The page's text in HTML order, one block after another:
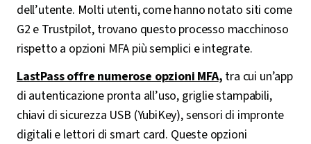
dell’utente. Molti utenti, come hanno notato siti come
G2 e Trustpilot, trovano questo processo macchinoso
rispetto a opzioni MFA più semplici e integrate.
LastPass offre numerose opzioni MFA, tra cui un’app
di autenticazione pronta all’uso, griglie stampabili,
chiavi di sicurezza USB (YubiKey), sensori di impronte
digitali e lettori di smart card. Queste opzioni